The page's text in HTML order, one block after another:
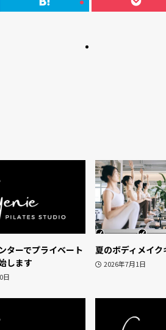
ターでプライベート
します
日
夏のボディメイク
2026年7月1日